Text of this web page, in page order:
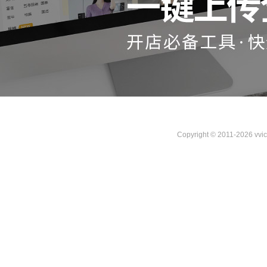
Copyright © 2011-2026